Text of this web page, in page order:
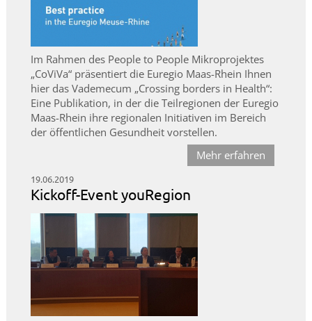
Im Rahmen des People to People Mikroprojektes
„CoViVa“ präsentiert die Euregio Maas-Rhein Ihnen
hier das Vademecum „Crossing borders in Health“:
Eine Publikation, in der die Teilregionen der Euregio
Maas-Rhein ihre regionalen Initiativen im Bereich
der öffentlichen Gesundheit vorstellen.
Mehr erfahren
19.06.2019
Kickoff-Event youRegion